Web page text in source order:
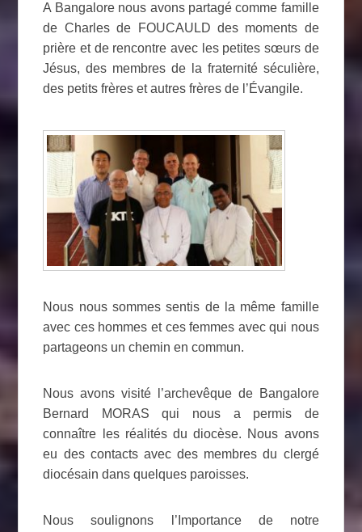
A Bangalore nous avons partagé comme famille
de Charles de FOUCAULD des moments de
prière et de rencontre avec les petites sœurs de
Jésus, des membres de la fraternité séculière,
des petits frères et autres frères de l’Évangile.
Nous nous sommes sentis de la même famille
avec ces hommes et ces femmes avec qui nous
partageons un chemin en commun.
Nous avons visité l’archevêque de Bangalore
Bernard MORAS qui nous a permis de
connaître les réalités du diocèse. Nous avons
eu des contacts avec des membres du clergé
diocésain dans quelques paroisses.
Nous soulignons l’Importance de notre